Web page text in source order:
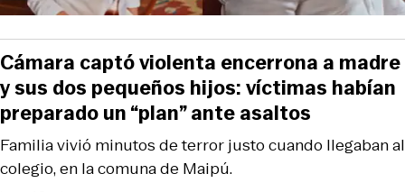
Familia vivió minutos de terror justo cuando llegaban al
colegio, en la comuna de Maipú.
Cámara captó violenta encerrona a madre
y sus dos pequeños hijos: víctimas habían
preparado un “plan” ante asaltos